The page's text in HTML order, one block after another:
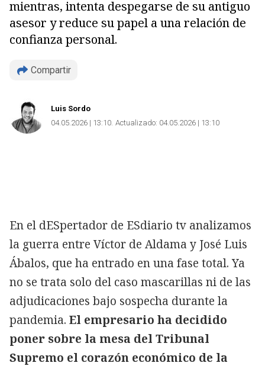
mientras, intenta despegarse de su antiguo
asesor y reduce su papel a una relación de
confianza personal.
Compartir
Luis Sordo
04.05.2026 | 13:10 Actualizado: 04.05.2026 | 13:10
En el dESpertador de ESdiario tv analizamos
la guerra entre Víctor de Aldama y José Luis
Ábalos, que ha entrado en una fase total. Ya
no se trata solo del caso mascarillas ni de las
adjudicaciones bajo sospecha durante la
pandemia. El empresario ha decidido
poner sobre la mesa del Tribunal
Supremo el corazón económico de la